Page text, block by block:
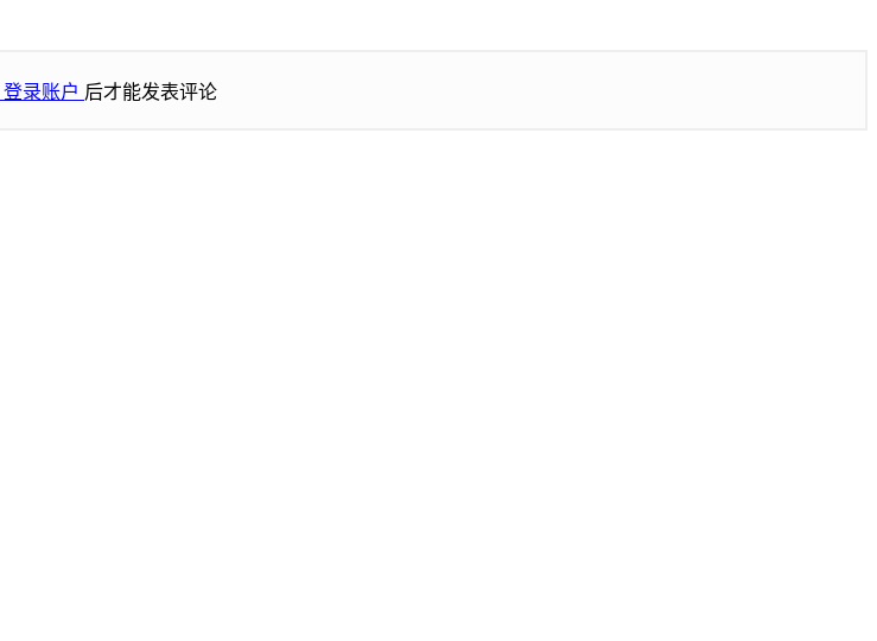
登录账户 后才能发表评论